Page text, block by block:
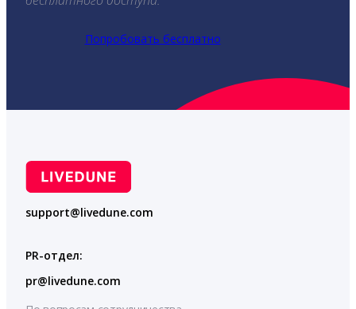
Попробовать бесплатно
support@livedune.com
PR-отдел:
pr@livedune.com